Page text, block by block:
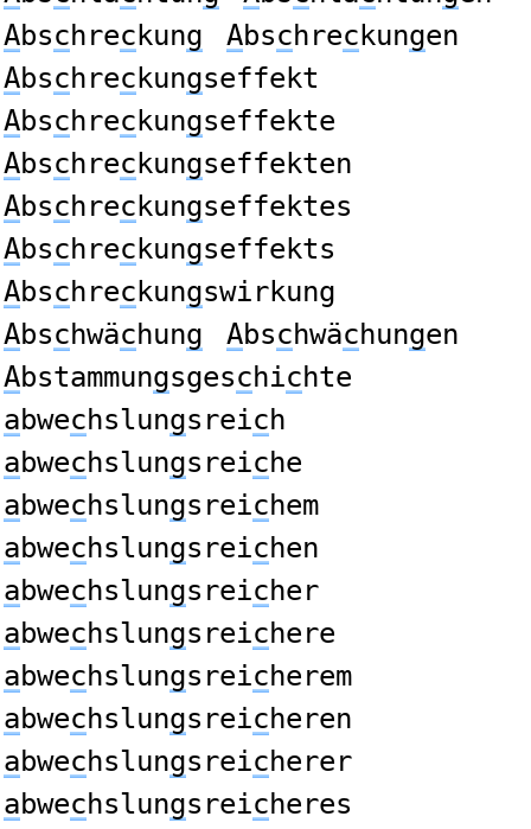
Abschrec kung Abschrec kungen
Abschrec kungseffekt
Abschrec kungseffekte
Abschrec kungseffekten
Abschrec kungseffektes
Abschrec kungseffekts
Abschrec kungswirkung
Abschwächung Abschwächungen
Abstammungsgeschichte
abwechslungsreich
abwechslungsreiche
abwechslungsreichem
abwechslungsreichen
abwechslungsreicher
abwechslungsreichere
abwechslungsreicherem
abwechslungsreicheren
abwechslungsreicherer
abwechslungsreicheres